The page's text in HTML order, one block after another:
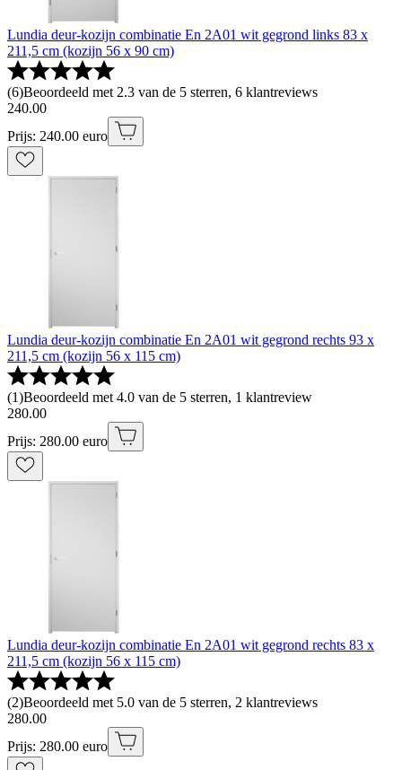
Lundia deur-kozijn combinatie En 2A01 wit gegrond links 83 x
211,5 cm (kozijn 56 x 90 cm)
(6)Beoordeeld met 2.3 van de 5 sterren, 6 klantreviews
240.00
Prijs: 240.00 euro
Lundia deur-kozijn combinatie En 2A01 wit gegrond rechts 93 x
211,5 cm (kozijn 56 x 115 cm)
(1)Beoordeeld met 4.0 van de 5 sterren, 1 klantreview
280.00
Prijs: 280.00 euro
Lundia deur-kozijn combinatie En 2A01 wit gegrond rechts 83 x
211,5 cm (kozijn 56 x 115 cm)
(2)Beoordeeld met 5.0 van de 5 sterren, 2 klantreviews
280.00
Prijs: 280.00 euro